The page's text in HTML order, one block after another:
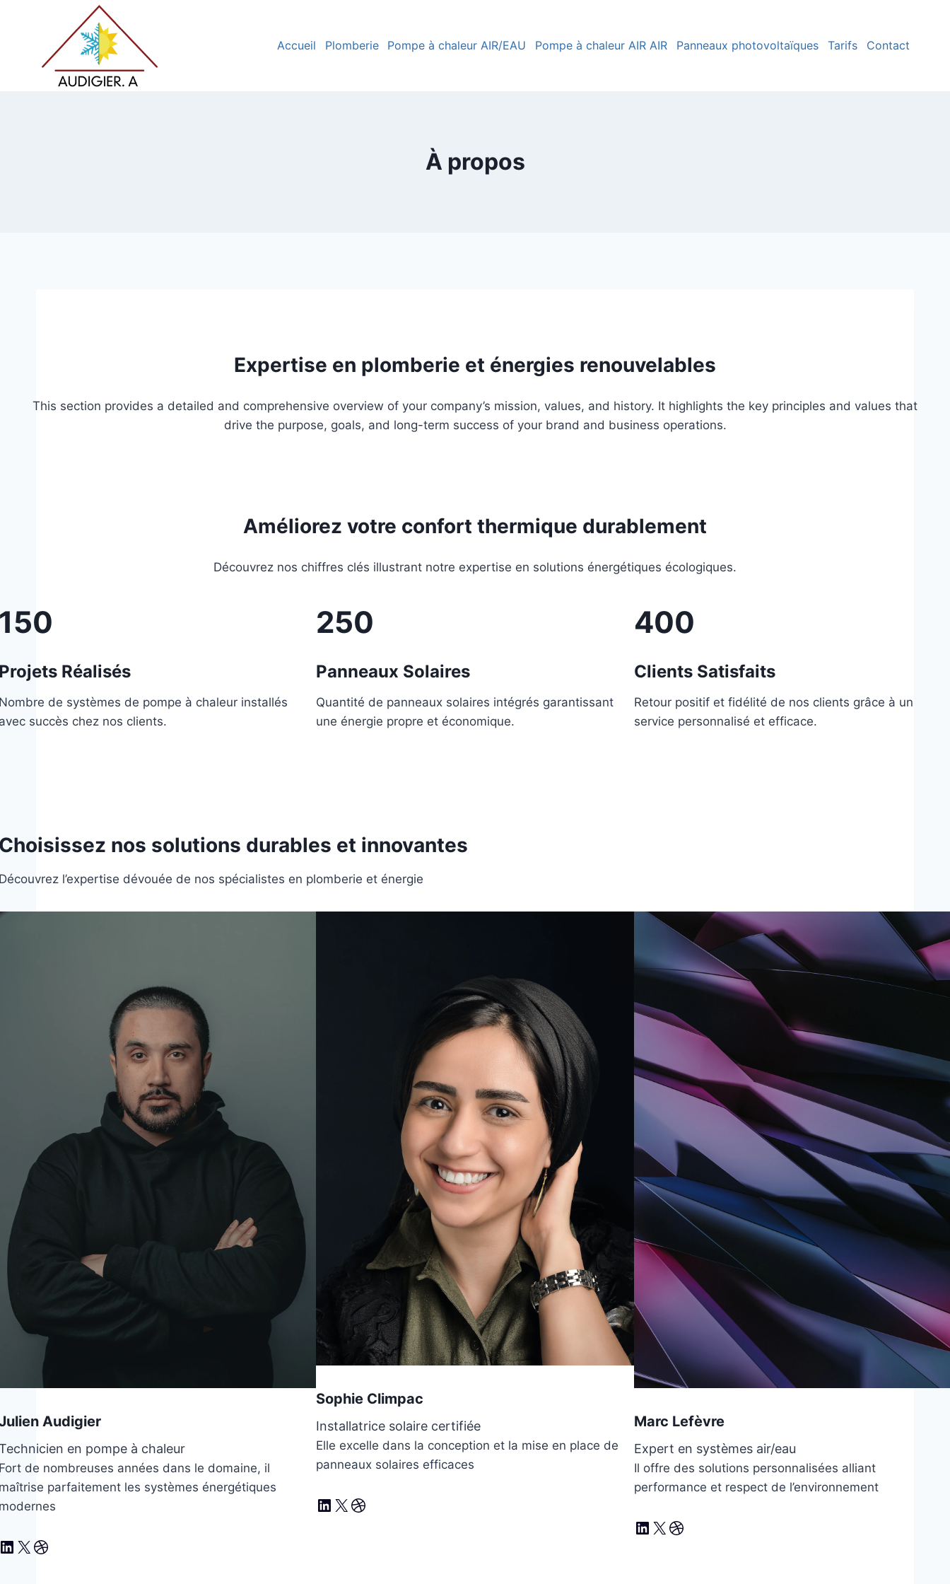
Accueil Plomberie Pompe à chaleur AIR/EAU Pompe à chaleur AIR AIR Panneaux photovoltaïques Tarifs Contact
À propos
Expertise en plomberie et énergies renouvelables
This section provides a detailed and comprehensive overview of your company’s mission, values, and history. It highlights the key principles and values that
drive the purpose, goals, and long-term success of your brand and business operations.
Améliorez votre confort thermique durablement
Découvrez nos chiffres clés illustrant notre expertise en solutions énergétiques écologiques.
Réalisés
de systèmes de pompe à chaleur installés
succès chez nos clients.
250
Panneaux Solaires
Quantité de panneaux solaires intégrés garantissant
une énergie propre et économique.
400
Clients Satisfaits
Retour positif et fidélité de nos clients grâce à un
service personnalisé et efficace.
nos solutions durables et innovantes
l’expertise dévouée de nos spécialistes en plomberie et énergie
Audigier
en pompe à chaleur
de nombreuses années dans le domaine, il
parfaitement les systèmes énergétiques
Sophie Climpac
Installatrice solaire certifiée
Elle excelle dans la conception et la mise en place de
panneaux solaires efficaces
Marc Lefèvre
Expert en systèmes air/eau
Il offre des solutions personnalisées alliant
performance et respect de l’environnement